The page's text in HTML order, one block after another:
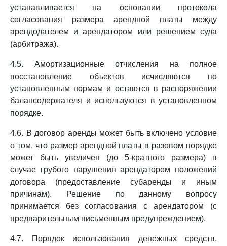
устанавливается на основании протокола
согласования размера арендной платы между
арендодателем и арендатором или решением суда
(арбитража).
4.5. Амортизационные отчисления на полное
восстановление объектов исчисляются по
установленным нормам и остаются в распоряжении
балансодержателя и используются в установленном
порядке.
4.6. В договор аренды может быть включено условие
о том, что размер арендной платы в разовом порядке
может быть увеличен (до 5-кратного размера) в
случае грубого нарушения арендатором положений
договора (предоставление субаренды и иным
причинам). Решение по данному вопросу
принимается без согласования с арендатором (с
предварительным письменным предупреждением).
4.7. Порядок использования денежных средств,